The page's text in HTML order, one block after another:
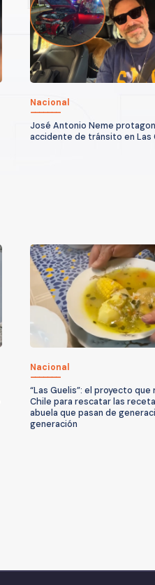
Nacional
José Antonio Neme
accidente de tránsito en Las
Nacional
“Las Guelis”: el proyecto que
Chile para rescatar las
abuela que pasan de
generación